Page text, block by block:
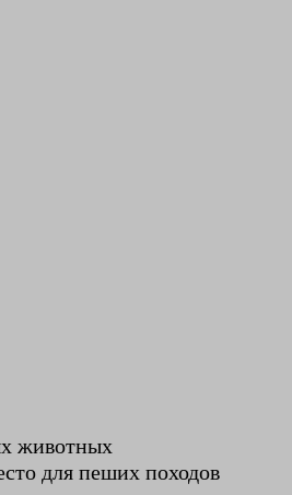
животных
для пеших походов